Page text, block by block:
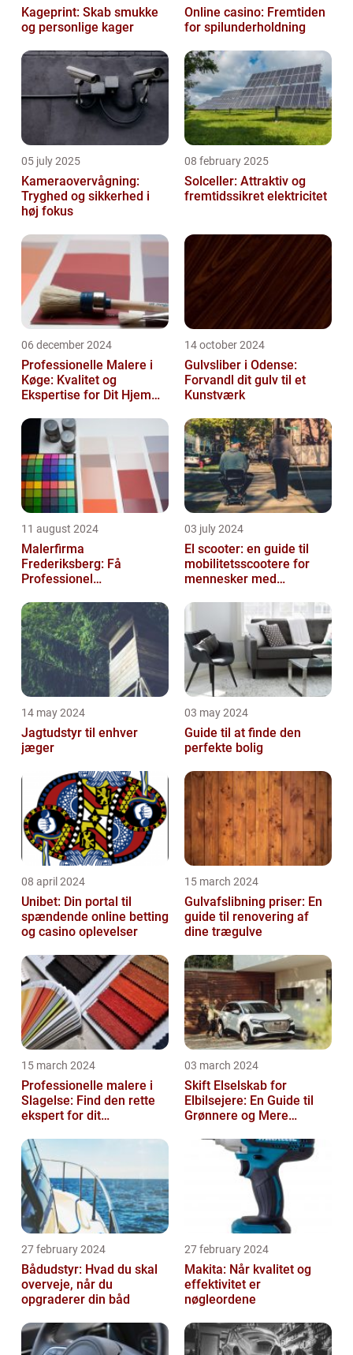
Kageprint: Skab smukke
og personlige kager
Online casino: Fremtiden
for spilunderholdning
05 july 2025
Kameraovervågning:
Tryghed og sikkerhed i
høj fokus
08 february 2025
Solceller: Attraktiv og
fremtidssikret elektricitet
06 december 2024
Professionelle Malere i
Køge: Kvalitet og
Ekspertise for Dit Hjem
14 october 2024
Gulvsliber i Odense:
Forvandl dit gulv til et
Kunstværk
11 august 2024
Malerfirma
Frederiksberg: Få
Professionel
eller virksomhed
03 july 2024
El scooter: en guide til
mobilitetsscootere for
mennesker med
14 may 2024
Jagtudstyr til enhver
jæger
03 may 2024
Guide til at finde den
perfekte bolig
08 april 2024
Unibet: Din portal til
spændende online betting
og casino oplevelser
15 march 2024
Gulvafslibning priser: En
guide til renovering af
dine trægulve
15 march 2024
Professionelle malere i
Slagelse: Find den rette
ekspert for dit
03 march 2024
Skift Elselskab for
Elbilsejere: En Guide til
Grønnere og Mere
27 february 2024
Bådudstyr: Hvad du skal
overveje, når du
opgraderer din båd
27 february 2024
Makita: Når kvalitet og
effektivitet er
nøgleordene